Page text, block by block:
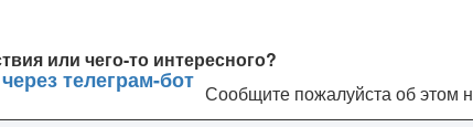
или чего-то интересного?
Сообщите пожалуйста об этом